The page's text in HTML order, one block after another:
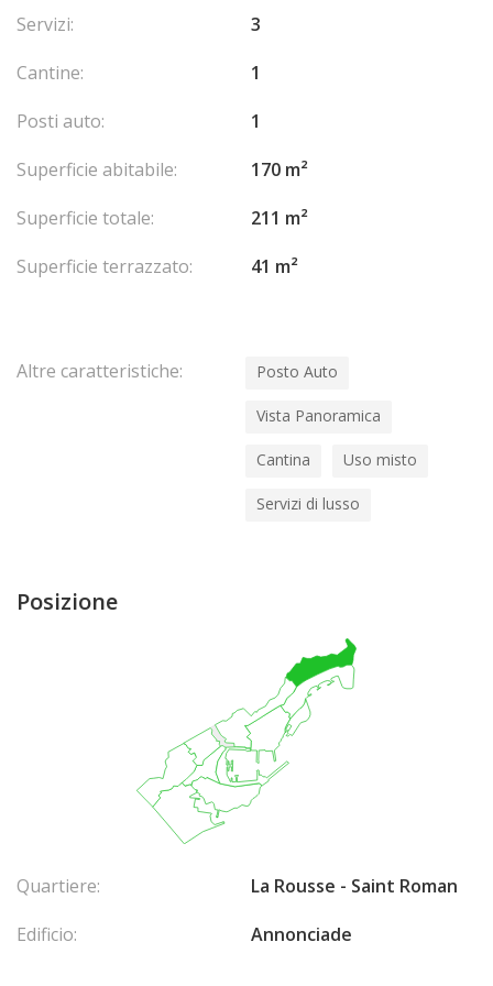
Servizi:
3
Cantine:
1
Posti auto:
1
Superficie abitabile:
170 m²
Superficie totale:
211 m²
Superficie terrazzato:
41 m²
Altre caratteristiche: Posto Auto
Vista Panoramica
Cantina Uso misto
Servizi di lusso
Posizione
Quartiere:
La Rousse - Saint Roman
Edificio:
Annonciade